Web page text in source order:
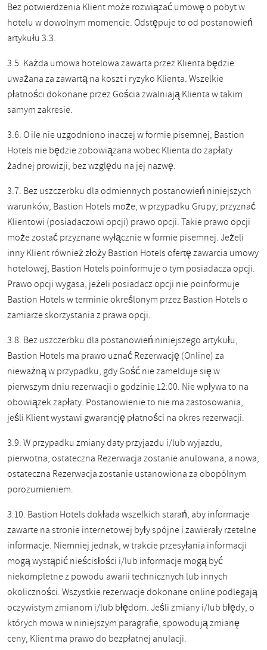
Bez potwierdzenia Klient może rozwiązać umowę o pobyt w
hotelu w dowolnym momencie. Odstępuje to od postanowień
artykułu 3.3.
3.5. Każda umowa hotelowa zawarta przez Klienta będzie
uważana za zawartą na koszt i ryzyko Klienta. Wszelkie
płatności dokonane przez Gościa zwalniają Klienta w takim
samym zakresie.
3.6. O ile nie uzgodniono inaczej w formie pisemnej, Bastion
Hotels nie będzie zobowiązana wobec Klienta do zapłaty
żadnej prowizji, bez względu na jej nazwę.
3.7. Bez uszczerbku dla odmiennych postanowień niniejszych
warunków, Bastion Hotels może, w przypadku Grupy, przyznać
Klientowi (posiadaczowi opcji) prawo opcji. Takie prawo opcji
może zostać przyznane wyłącznie w formie pisemnej. Jeżeli
inny Klient również złoży Bastion Hotels ofertę zawarcia umowy
hotelowej, Bastion Hotels poinformuje o tym posiadacza opcji.
Prawo opcji wygasa, jeżeli posiadacz opcji nie poinformuje
Bastion Hotels w terminie określonym przez Bastion Hotels o
zamiarze skorzystania z prawa opcji.
3.8. Bez uszczerbku dla postanowień niniejszego artykułu,
Bastion Hotels ma prawo uznać Rezerwację (Online) za
nieważną w przypadku, gdy Gość nie zamelduje się w
pierwszym dniu rezerwacji o godzinie 12:00. Nie wpływa to na
obowiązek zapłaty. Postanowienie to nie ma zastosowania,
jeśli Klient wystawi gwarancję płatności na okres rezerwacji.
3.9. W przypadku zmiany daty przyjazdu i/lub wyjazdu,
pierwotna, ostateczna Rezerwacja zostanie anulowana, a nowa,
ostateczna Rezerwacja zostanie ustanowiona za obopólnym
porozumieniem.
3.10. Bastion Hotels dokłada wszelkich starań, aby informacje
zawarte na stronie internetowej były spójne i zawierały rzetelne
informacje. Niemniej jednak, w trakcie przesyłania informacji
mogą wystąpić nieścisłości i/lub informacje mogą być
niekompletne z powodu awarii technicznych lub innych
okoliczności. Wszystkie rezerwacje dokonane online podlegają
oczywistym zmianom i/lub błędom. Jeśli zmiany i/lub błędy, o
których mowa w niniejszym paragrafie, spowodują zmianę
ceny, Klient ma prawo do bezpłatnej anulacji.